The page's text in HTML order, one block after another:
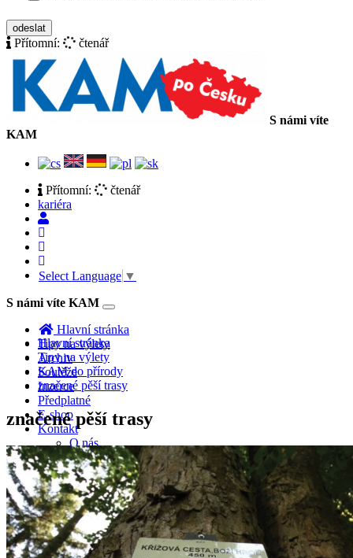
odeslat
Přítomní: čtenář
S námi víte
KAM
Přítomní:
čtenář
kariéra
Select Language ▼
S námi víte KAM
Toggle
navigation
Hlavní stránka
Tipy na výlety
Archiv
Soutěže
Inzerce
Předplatné
E-shop
Kontakt
O nás
Kariéra
Hlavní stránka
Tipy na výlety
KAM do přírody
značené pěší trasy
značené pěší trasy